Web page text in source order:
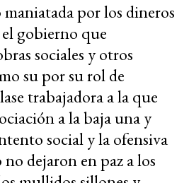
por los dineros
gobierno que
sociales y otros
su por su rol de
trabajadora a la que
a la baja una y
social y la ofensiva
dejaron en paz a los